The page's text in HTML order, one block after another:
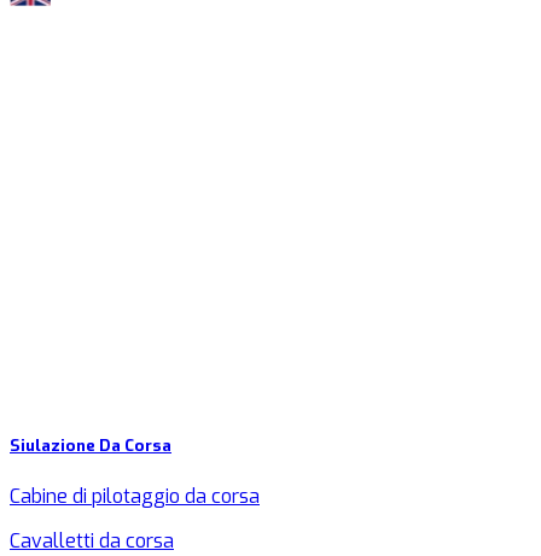
Siulazione Da Corsa
Cabine di pilotaggio da corsa
Cavalletti da corsa